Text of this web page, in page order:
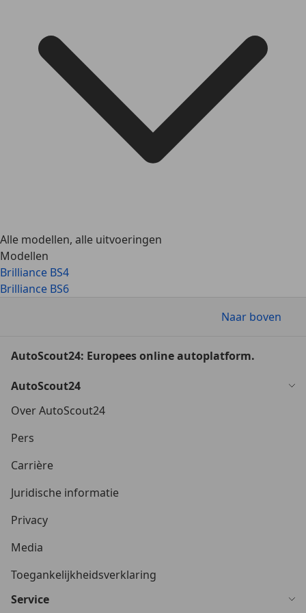
Alle modellen, alle uitvoeringen
Modellen
Brilliance BS4
Brilliance BS6
Naar boven
AutoScout24: Europees online autoplatform.
AutoScout24
Over AutoScout24
Pers
Carrière
Juridische informatie
Privacy
Media
Toegankelijkheidsverklaring
Service